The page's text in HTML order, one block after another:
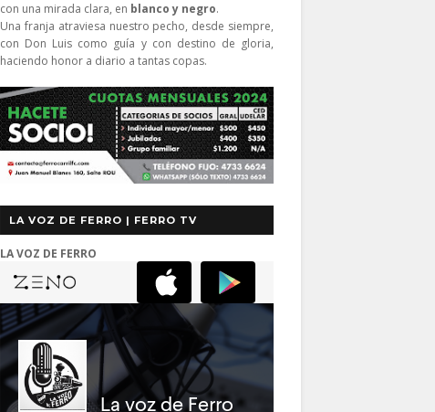
con una mirada clara, en blanco y negro.
Una franja atraviesa nuestro pecho, desde siempre,
con Don Luis como guía y con destino de gloria,
haciendo honor a diario a tantas copas.
LA VOZ DE FERRO | FERRO TV
LA VOZ DE FERRO